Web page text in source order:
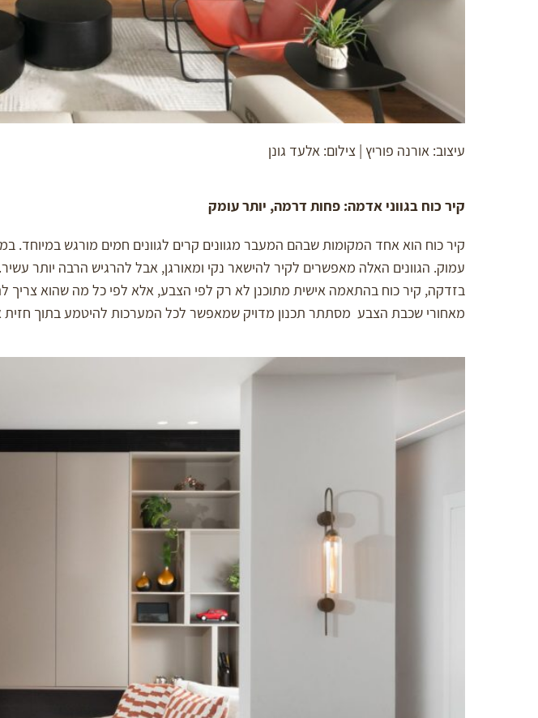
עיצוב: אורנה פוריץ | צילום: אלעד גונן
קיר כוח בגווני אדמה: פחות דרמה, יותר עומק
קיר כוח הוא אחד המקומות שבהם המעבר מגוונים קרים לגוונים חמים מורגש במיוחד.
עמוק. הגוונים האלה מאפשרים לקיר להישאר נקי ומאורגן, אבל להרגיש הרבה יותר עשיר.
בזדקה, קיר כוח בהתאמה אישית מתוכנן לא רק לפי הצבע, אלא לפי כל מה שהוא צריך
מאחורי שכבת הצבע מסתתר תכנון מדויק שמאפשר לכל המערכות להיטמע בתוך חזית